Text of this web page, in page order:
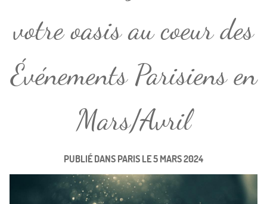
votre oasis au coeur des
Événements Parisiens en
Mars/Avril
PUBLIÉ DANSPARISLE5 MARS 2024